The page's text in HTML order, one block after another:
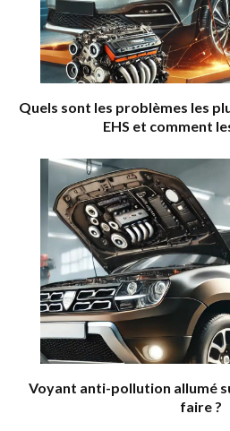
Quels sont les problèmes les
EHS et comment
Voyant anti-pollution allumé
faire ?